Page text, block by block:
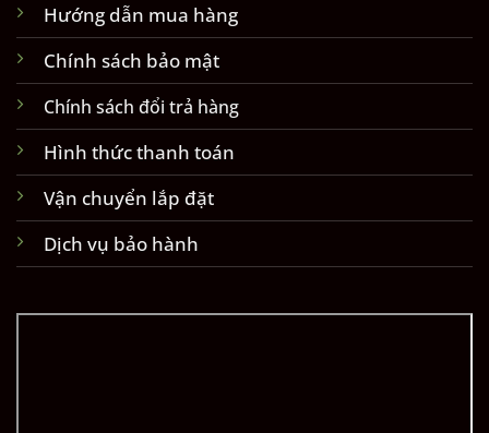
Hướng dẫn mua hàng
Chính sách bảo mật
Chính sách đổi trả hàng
Hình thức thanh toán
Vận chuyển lắp đặt
Dịch vụ bảo hành